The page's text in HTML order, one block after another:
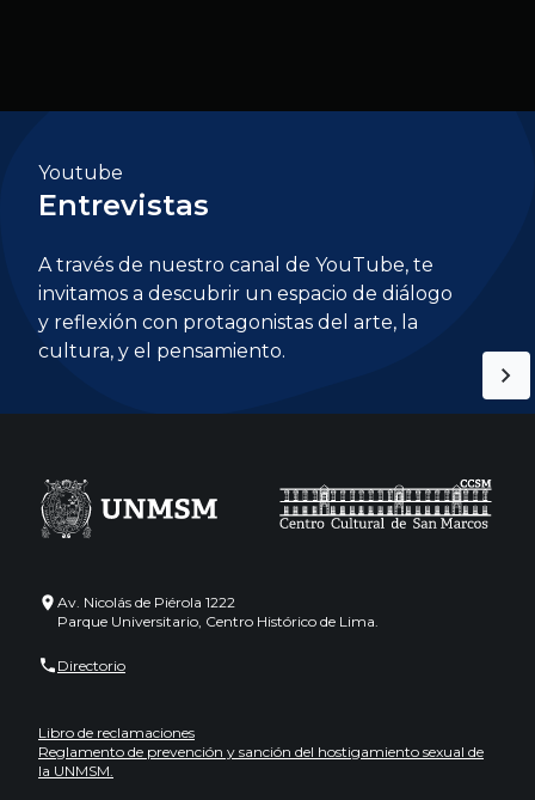
Youtube
Entrevistas
A través de nuestro canal de YouTube, te
invitamos a descubrir un espacio de diálogo
y reflexión con protagonistas del arte, la
cultura, y el pensamiento.
Av. Nicolás de Piérola 1222
Parque Universitario, Centro Histórico de Lima.
Directorio
Libro de reclamaciones
Reglamento de prevención y sanción del hostigamiento sexual de
la UNMSM.